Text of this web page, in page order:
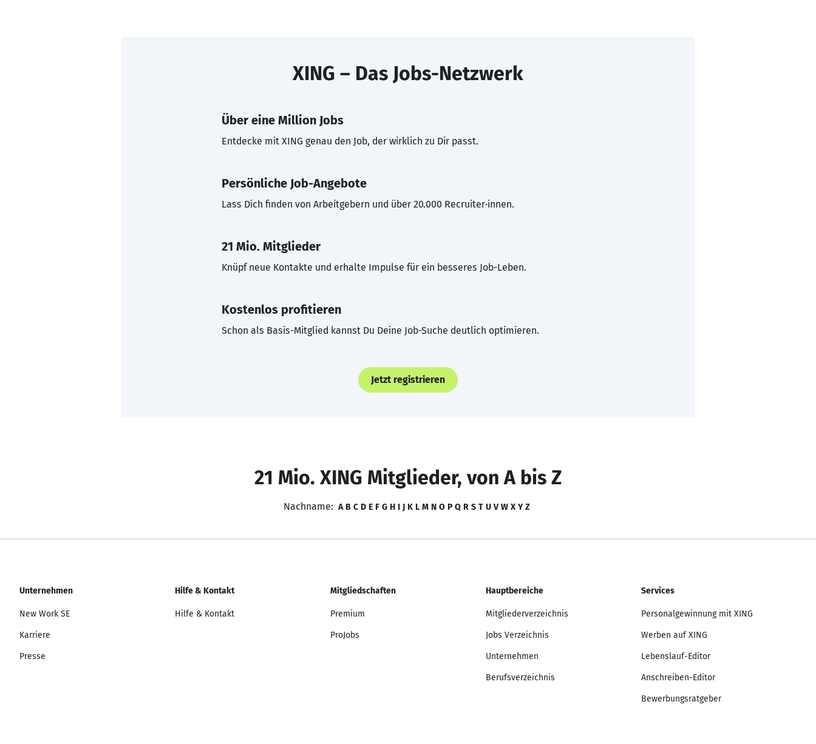
XING – Das Jobs-Netzwerk
Über eine Million Jobs
Entdecke mit XING genau den Job, der wirklich zu Dir passt.
Persönliche Job-Angebote
Lass Dich finden von Arbeitgebern und über 20.000 Recruiter·innen.
21 Mio. Mitglieder
Knüpf neue Kontakte und erhalte Impulse für ein besseres Job-Leben.
Kostenlos profitieren
Schon als Basis-Mitglied kannst Du Deine Job-Suche deutlich optimieren.
Jetzt registrieren
21 Mio. XING Mitglieder, von A bis Z
Nachname: A B C D E F G H I J K L M N O P Q R S T U V W X Y Z
Unternehmen
New Work SE
Karriere
Presse
Hilfe & Kontakt
Hilfe & Kontakt
Mitgliedschaften
Premium
ProJobs
Hauptbereiche
Mitgliederverzeichnis
Jobs Verzeichnis
Unternehmen
Berufsverzeichnis
Services
Personalgewinnung mit XING
Werben auf XING
Lebenslauf-Editor
Anschreiben-Editor
Bewerbungsratgeber